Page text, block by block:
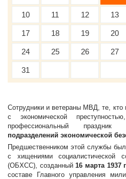
10 11 12 13
17 18 19 20
24 25 26 27
31
Сотрудники и ветераны МВД, те, кто
с экономической
профессиональный
подразделений экономической
Предшественником этой службы
с хищениями социалистической
(ОБХСС), созданный16 марта 1937
составе Главного управления